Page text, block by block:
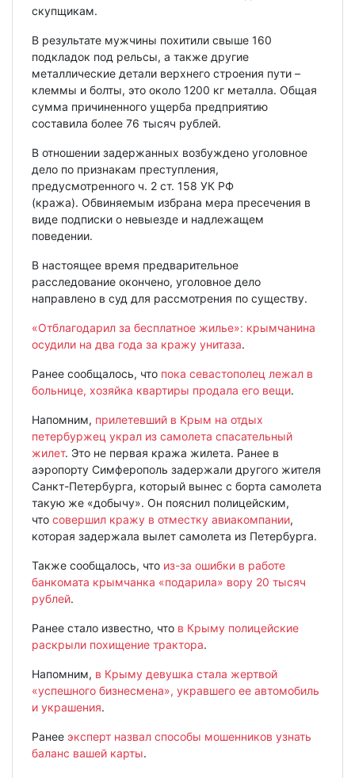
скупщикам.
В результате мужчины похитили свыше 160
подкладок под рельсы, а также другие
металлические детали верхнего строения пути –
клеммы и болты, это около 1200 кг металла. Общая
сумма причиненного ущерба предприятию
составила более 76 тысяч рублей.
В отношении задержанных возбуждено уголовное
дело по признакам преступления,
предусмотренного ч. 2 ст. 158 УК РФ
(кража). Обвиняемым избрана мера пресечения в
виде подписки о невыезде и надлежащем
поведении.
В настоящее время предварительное
расследование окончено, уголовное дело
направлено в суд для рассмотрения по существу.
«Отблагодарил за бесплатное жилье»: крымчанина
осудили на два года за кражу унитаза.
Ранее сообщалось, что пока севастополец лежал в
больнице, хозяйка квартиры продала его вещи.
Напомним, прилетевший в Крым на отдых
петербуржец украл из самолета спасательный
жилет. Это не первая кража жилета. Ранее в
аэропорту Симферополь задержали другого жителя
Санкт-Петербурга, который вынес с борта самолета
такую же «добычу». Он пояснил полицейским,
что совершил кражу в отместку авиакомпании,
которая задержала вылет самолета из Петербурга.
Также сообщалось, что из-за ошибки в работе
банкомата крымчанка «подарила» вору 20 тысяч
рублей.
Ранее стало известно, что в Крыму полицейские
раскрыли похищение трактора.
Напомним, в Крыму девушка стала жертвой
«успешного бизнесмена», укравшего ее автомобиль
и украшения.
Ранее эксперт назвал способы мошенников узнать
баланс вашей карты.